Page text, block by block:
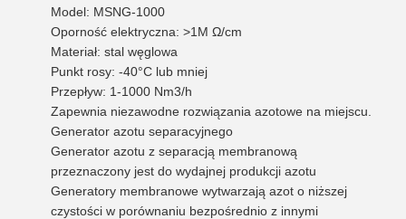
Model: MSNG-1000
Oporność elektryczna: >1M Ω/cm
Materiał: stal węglowa
Punkt rosy: -40°C lub mniej
Przepływ: 1-1000 Nm3/h
Zapewnia niezawodne rozwiązania azotowe na miejscu.
Generator azotu separacyjnego
Generator azotu z separacją membranową
przeznaczony jest do wydajnej produkcji azotu
Generatory membranowe wytwarzają azot o niższej
czystości w porównaniu bezpośrednio z innymi